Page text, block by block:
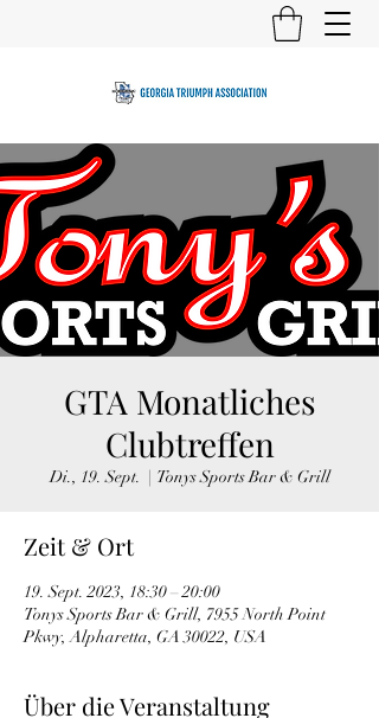
GTA Monatliches
Clubtreffen
Di., 19. Sept.
  |
Tonys Sports Bar & Grill
Zeit & Ort
19. Sept. 2023, 18:30 – 20:00
Tonys Sports Bar & Grill, 7955 North Point
Pkwy, Alpharetta, GA 30022, USA
Über die Veranstaltung